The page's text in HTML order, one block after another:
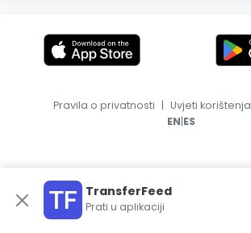
TransferFeed
Prati u aplikaciji
Pravila o privatnosti | Uvjeti korištenja
EN|ES